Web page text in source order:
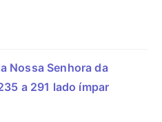
Nossa Senhora da
a 291 lado ímpar